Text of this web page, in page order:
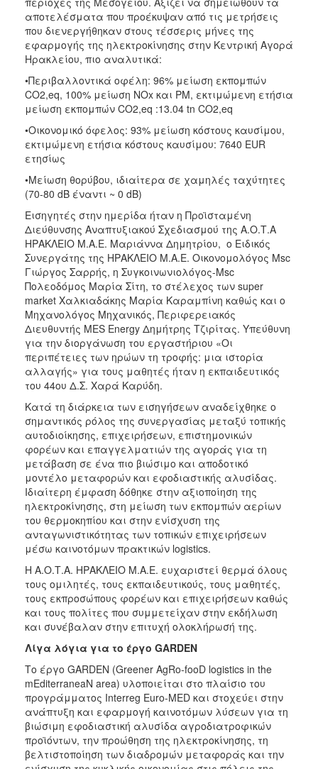
αποτελέσματα που προέκυψαν από τις μετρήσεις
που διενεργήθηκαν στους τέσσερις μήνες της
εφαρμογής της ηλεκτροκίνησης στην Κεντρική Αγορά
Ηρακλείου, πιο αναλυτικά:
•Περιβαλλοντικά οφέλη: 96% μείωση εκπομπών
CO2,eq, 100% μείωση NOx και PM, εκτιμώμενη ετήσια
μείωση εκπομπών CO2,eq :13.04 tn CO2,eq
•Οικονομικό όφελος: 93% μείωση κόστους καυσίμου,
εκτιμώμενη ετήσια κόστους καυσίμου: 7640 EUR
ετησίως
•Μείωση θορύβου, ιδιαίτερα σε χαμηλές ταχύτητες
(70-80 dB έναντι ~ 0 dB)
Εισηγητές στην ημερίδα ήταν η Προϊσταμένη
Διεύθυνσης Αναπτυξιακού Σχεδιασμού της Α.Ο.Τ.Α
ΗΡΑΚΛΕΙΟ Μ.Α.Ε. Μαριάννα Δημητρίου, ο Ειδικός
Συνεργάτης της ΗΡΑΚΛΕΙΟ Μ.Α.Ε. Οικονομολόγος Msc
Γιώργος Σαρρής, η Συγκοινωνιολόγος-Msc
Πολεοδόμος Μαρία Σίτη, το στέλεχος των super
market Χαλκιαδάκης Μαρία Καραμπίνη καθώς και ο
Μηχανολόγος Μηχανικός, Περιφερειακός
Διευθυντής MES Energy Δημήτρης Τζιρίτας. Υπεύθυνη
για την διοργάνωση του εργαστήριου «Οι
περιπέτειες των ηρώων τη τροφής: μια ιστορία
αλλαγής» για τους μαθητές ήταν η εκπαιδευτικός
του 44ου Δ.Σ. Χαρά Καρύδη.
Κατά τη διάρκεια των εισηγήσεων αναδείχθηκε ο
σημαντικός ρόλος της συνεργασίας μεταξύ τοπικής
αυτοδιοίκησης, επιχειρήσεων, επιστημονικών
φορέων και επαγγελματιών της αγοράς για τη
μετάβαση σε ένα πιο βιώσιμο και αποδοτικό
μοντέλο μεταφορών και εφοδιαστικής αλυσίδας.
Ιδιαίτερη έμφαση δόθηκε στην αξιοποίηση της
ηλεκτροκίνησης, στη μείωση των εκπομπών αερίων
του θερμοκηπίου και στην ενίσχυση της
ανταγωνιστικότητας των τοπικών επιχειρήσεων
μέσω καινοτόμων πρακτικών logistics.
Η Α.Ο.Τ.Α. ΗΡΑΚΛΕΙΟ Μ.Α.Ε. ευχαριστεί θερμά όλους
τους ομιλητές, τους εκπαιδευτικούς, τους μαθητές,
τους εκπροσώπους φορέων και επιχειρήσεων καθώς
και τους πολίτες που συμμετείχαν στην εκδήλωση
και συνέβαλαν στην επιτυχή ολοκλήρωσή της.
Λίγα λόγια για το έργο GARDEN
Το έργο GARDEN (Greener AgRo-fooD logistics in the
mEditerraneaN area) υλοποιείται στο πλαίσιο του
προγράμματος Interreg Euro-MED και στοχεύει στην
ανάπτυξη και εφαρμογή καινοτόμων λύσεων για τη
βιώσιμη εφοδιαστική αλυσίδα αγροδιατροφικών
προϊόντων, την προώθηση της ηλεκτροκίνησης, τη
βελτιστοποίηση των διαδρομών μεταφοράς και την